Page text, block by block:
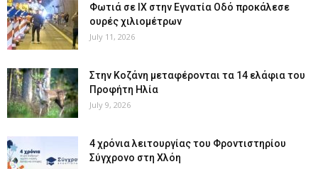
Φωτιά σε ΙΧ στην Εγνατία Οδό προκάλεσε
ουρές χιλιομέτρων
July 11, 2026
Στην Κοζάνη μεταφέρονται τα 14 ελάφια του
Προφήτη Ηλία
July 9, 2026
4 χρόνια λειτουργίας του Φροντιστηρίου
Σύγχρονο στη Χλόη